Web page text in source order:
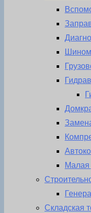
Малая
Складская